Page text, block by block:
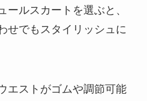
ールスカートを選ぶと、
せでもスタイリッシュに
エストがゴムや調節可能